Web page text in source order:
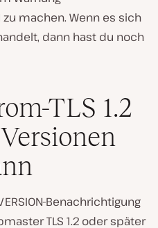
zu machen. Wenn es sich
dann hast du noch
TLS 1.2
Benachrichtigung
TLS 1.2 oder später